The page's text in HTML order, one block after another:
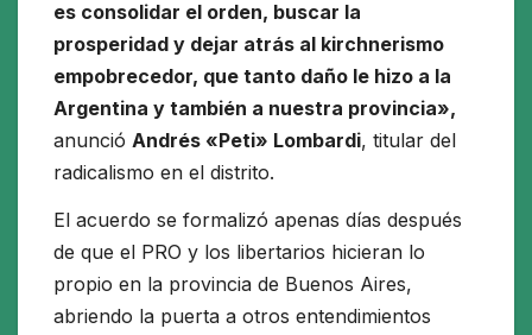
es consolidar el orden, buscar la
prosperidad y dejar atrás al kirchnerismo
empobrecedor, que tanto daño le hizo a la
Argentina y también a nuestra provincia»,
anunció Andrés «Peti» Lombardi, titular del
radicalismo en el distrito.
El acuerdo se formalizó apenas días después
de que el PRO y los libertarios hicieran lo
propio en la provincia de Buenos Aires,
abriendo la puerta a otros entendimientos